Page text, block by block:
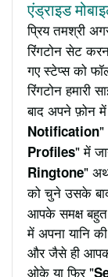
एंड्राइड
प्रिय तमश्री
रिंगटोन सेट
गए स्टेप्स को
रिंगटोन हमारी
बाद अपने फ़ोन
Notification"
Profiles" में
Ringtone"
को चुने उसके
आपके समक्ष बहुत
में अपना यानि
और जैसे ही
ओके या फिर "